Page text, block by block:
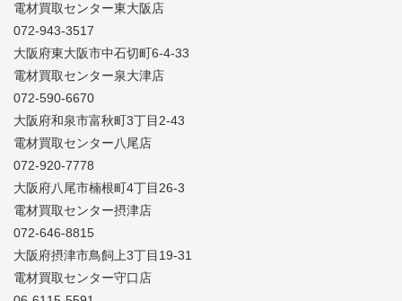
電材買取センター東大阪店
072-943-3517
大阪府東大阪市中石切町6-4-33
電材買取センター泉大津店
072-590-6670
大阪府和泉市富秋町3丁目2-43
電材買取センター八尾店
072-920-7778
大阪府八尾市楠根町4丁目26-3
電材買取センター摂津店
072-646-8815
大阪府摂津市鳥飼上3丁目19-31
電材買取センター守口店